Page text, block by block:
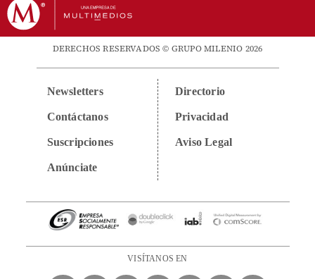
DERECHOS RESERVADOS © GRUPO MILENIO 2026
Newsletters
Contáctanos
Suscripciones
Anúnciate
Directorio
Privacidad
Aviso Legal
VISÍTANOS EN